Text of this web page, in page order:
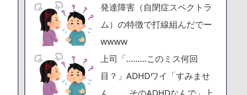
発達障害（自閉症スペクトラ
ム）の特徴で打線組んだでー
wwww
上司「………このミス何回
目？」ADHDワイ「すみませ